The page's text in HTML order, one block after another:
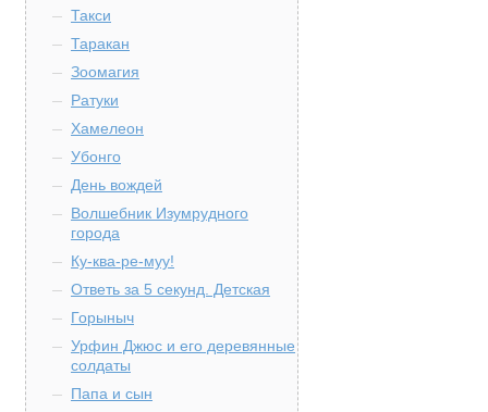
Такси
Таракан
Зоомагия
Ратуки
Хамелеон
Убонго
День вождей
Волшебник Изумрудного
города
Ку-ква-ре-муу!
Ответь за 5 секунд. Детская
Горыныч
Урфин Джюс и его деревянные
солдаты
Папа и сын